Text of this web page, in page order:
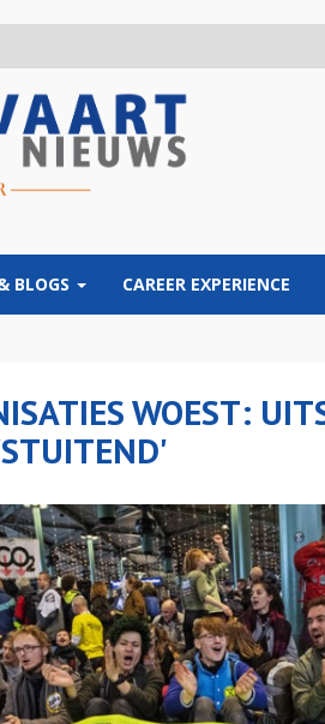
BLOGS CAREER EXPERIENCE
WOEST: